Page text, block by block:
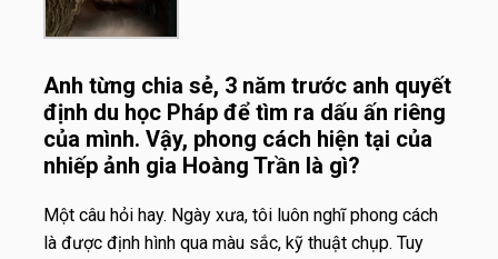
Anh từng chia sẻ, 3 năm trước anh quyết
định du học Pháp để tìm ra dấu ấn riêng
của mình. Vậy, phong cách hiện tại của
nhiếp ảnh gia Hoàng Trần là gì?
Một câu hỏi hay. Ngày xưa, tôi luôn nghĩ phong cách
là được định hình qua màu sắc, kỹ thuật chụp. Tuy